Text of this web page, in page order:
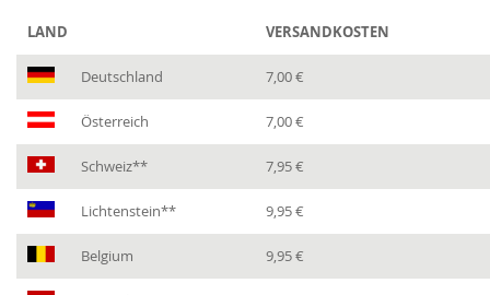
LAND VERSANDKOSTEN
Deutschland 7,00 €
Österreich 7,00 €
Schweiz** 7,95 €
Lichtenstein** 9,95 €
Belgium 9,95 €